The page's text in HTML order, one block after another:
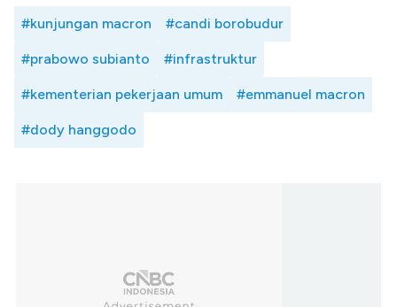
#kunjungan macron #candi borobudur
#prabowo subianto #infrastruktur
#kementerian pekerjaan umum #emmanuel macron
#dody hanggodo